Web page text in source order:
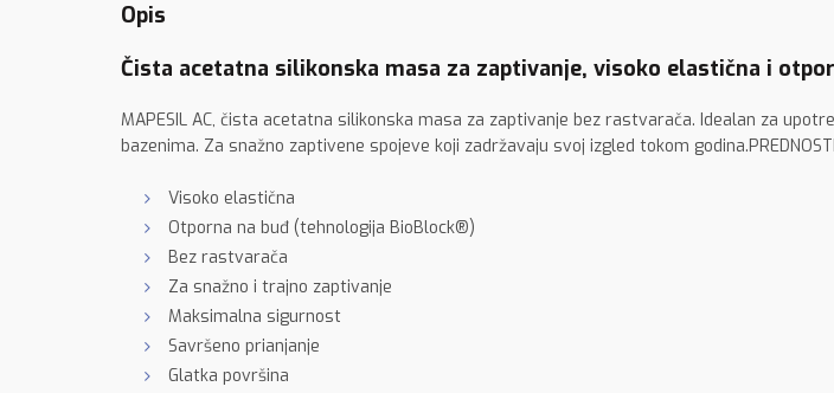
Opis
Čista acetatna silikonska masa za zaptivanje, visoko elastična i
MAPESIL AC, čista acetatna silikonska masa za zaptivanje bez rastvarača. Idealan za
bazenima. Za snažno zaptivene spojeve koji zadržavaju svoj izgled tokom
Visoko elastična
Otporna na buđ (tehnologija BioBlock®)
Bez rastvarača
Za snažno i trajno zaptivanje
Maksimalna sigurnost
Savršeno prianjanje
Glatka površina